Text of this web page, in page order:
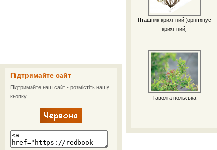
Підтримайте сайт
Підтримайте наш сайт - розмістіть нашу
кнопку
Пташник крихітний (орнітопус
крихітний)
Таволга польська